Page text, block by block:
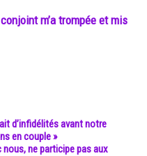
m’a trompée et mis
d’infidélités avant notre
en couple »
nous, ne participe pas aux